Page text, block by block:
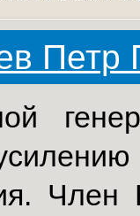
Петр
Член